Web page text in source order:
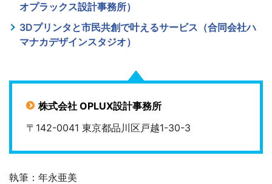
オプラックス設計事務所）
3Dプリンタと市民共創で叶えるサービス（合同会社ハ
マナカデザインスタジオ）
株式会社 OPLUX設計事務所
〒142-0041 東京都品川区戸越1-30-3
執筆：年永亜美